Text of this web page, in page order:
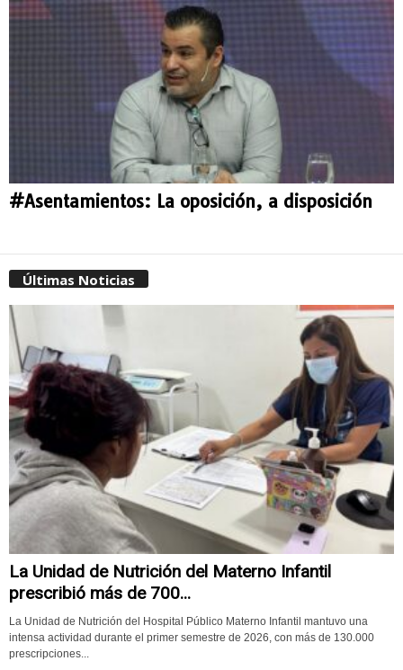
#Asentamientos: La oposición, a disposición
Últimas Noticias
La Unidad de Nutrición del Materno Infantil
prescribió más de 700...
La Unidad de Nutrición del Hospital Público Materno Infantil mantuvo una
intensa actividad durante el primer semestre de 2026, con más de 130.000
prescripciones...